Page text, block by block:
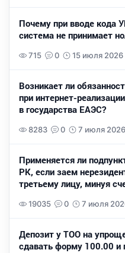
Почему при вводе кода
система не принимает
715 0 15 июля 2026
Возникает ли
при интернет-
в государства ЕАЭС?
8283 0 7 июля 2026
Применяется ли
РК, если заем
третьему лицу, минуя
19035 0 7 июля
Депозит у ТОО на
сдавать форму 100.00 и